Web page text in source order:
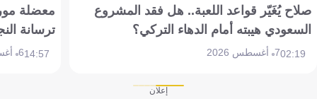
صلاح يُغَيّر قواعد اللعبة.. هل فقد المشروع
السعودي هيبته أمام الدهاء التركي؟
02:197 أغسطس 2026
معضلة
ترسانة
14:576 أغسطس 2026
إعلان